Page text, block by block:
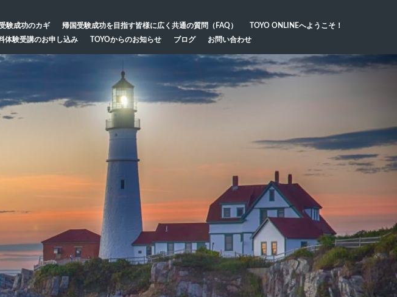
験成功のカギ 帰国受験成功を目指す皆様に広く共通の質問（FAQ）
TOYO ONLINEへようこそ！
体験受講のお申し込み TOYOからのお知らせ ブログ お問い合わせ